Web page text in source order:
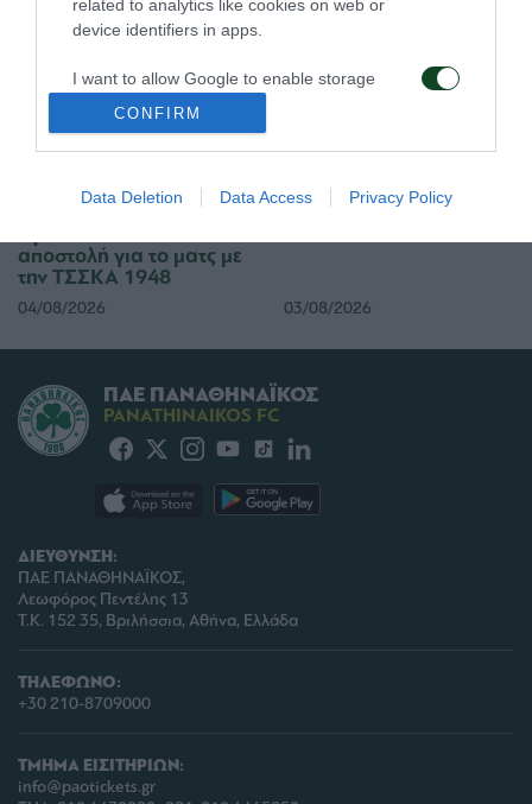
related to analytics like cookies on web or
device identifiers in apps.
I want to allow Google to enable storage
related to functionality of the website or app.
I want to allow Google to enable storage
related to security, including authentication
functionality and fraud prevention, and other
user protection.
CONFIRM
Data Deletion Data Access Privacy Policy
05/08/2026
αποστολή για το ματς με
την ΤΣΣΚΑ 1948
04/08/2026 03/08/2026
ΔΙΕΥΘΥΝΣΗ:
ΠΑΕ ΠΑΝΑΘΗΝΑΪΚΟΣ,
Λεωφόρος Πεντέλης 13
Τ.Κ. 152 35, Βριλήσσια, Αθήνα, Ελλάδα
ΤΗΛΕΦΩΝΟ:
+30 210-8709000
ΤΜΗΜΑ ΕΙΣΙΤΗΡΙΩΝ:
info@paotickets.gr
ΠΑΕ ΠΑΝΑΘΗΝΑΪΚΟΣ
PANATHINAIKOS FC